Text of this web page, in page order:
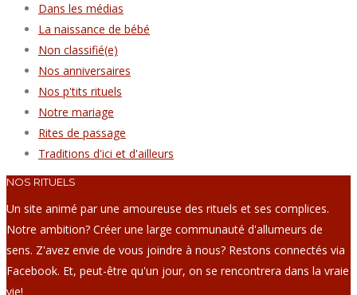
Dans les médias
La naissance de bébé
Non classifié(e)
Nos anniversaires
Nos p'tits rituels
Notre mariage
Rites de passage
Traditions d'ici et d'ailleurs
NOS RITUELS
Un site animé par une amoureuse des rituels et ses complices.
Notre ambition? Créer une large communauté d'allumeurs de
sens. Z'avez envie de vous joindre à nous? Restons connectés via
Facebook. Et, peut-être qu'un jour, on se rencontrera dans la vraie
vie!